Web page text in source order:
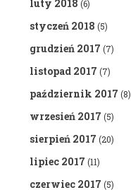
luty 2018 (6)
styczeń 2018 (5)
grudzień 2017 (7)
listopad 2017 (7)
październik 2017 (8)
wrzesień 2017 (5)
sierpień 2017 (20)
lipiec 2017 (11)
czerwiec 2017 (5)